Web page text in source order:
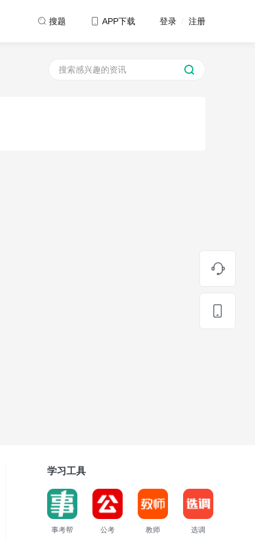
搜题 APP下载 登录 注册
学习工具
事考帮 公考 教师 选调